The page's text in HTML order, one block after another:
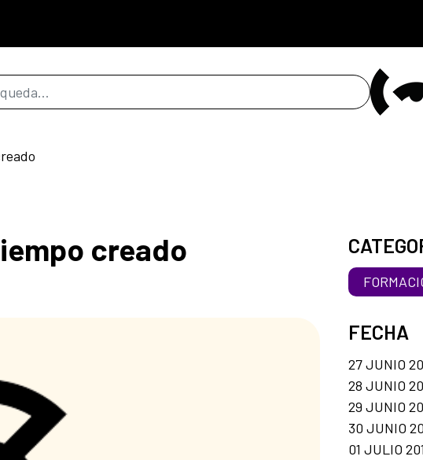
búsqueda
creado
FECHA
27 JUNIO
28 JUNIO
29 JUNIO
30 JUNIO
01 JULIO